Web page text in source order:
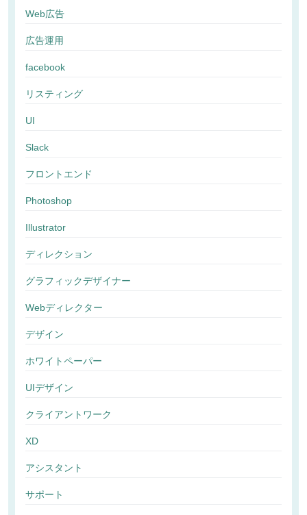
Web広告
広告運用
facebook
リスティング
UI
Slack
フロントエンド
Photoshop
Illustrator
ディレクション
グラフィックデザイナー
Webディレクター
デザイン
ホワイトペーパー
UIデザイン
クライアントワーク
XD
アシスタント
サポート